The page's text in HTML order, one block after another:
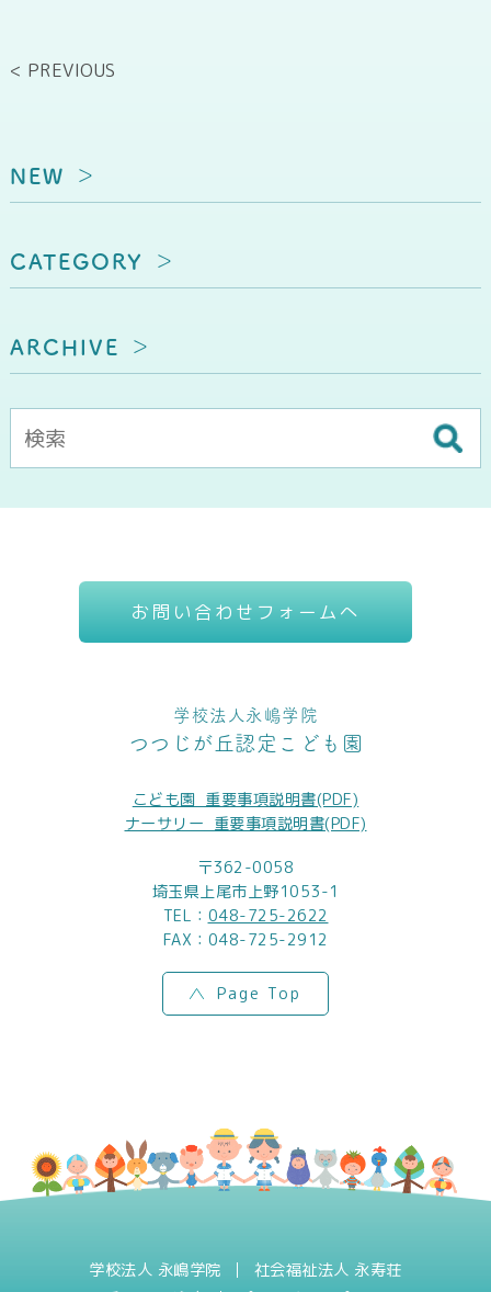
< PREVIOUS
NEW
CATEGORY
ARCHIVE
お問い合わせフォームへ
学校法人永嶋学院
つつじが丘認定こども園
こども園_重要事項説明書(PDF)
ナーサリー_重要事項説明書(PDF)
〒362-0058
埼玉県上尾市上野1053-1
TEL： 048-725-2622
FAX：048-725-2912
Page Top
学校法人 永嶋学院
社会福祉法人 永寿荘